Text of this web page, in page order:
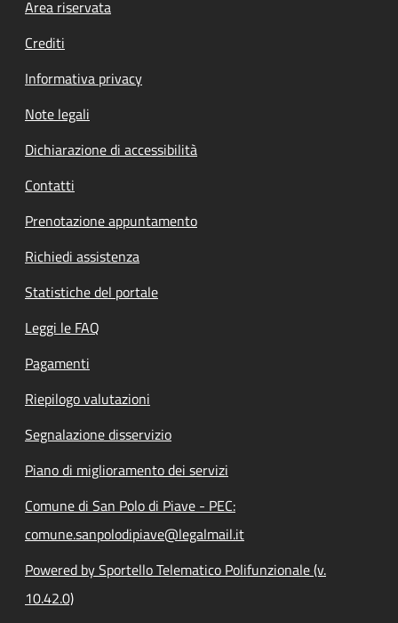
Footer menu
Area riservata
Crediti
Informativa privacy
Note legali
Dichiarazione di accessibilità
Contatti
Prenotazione appuntamento
Richiedi assistenza
Statistiche del portale
Leggi le FAQ
Pagamenti
Riepilogo valutazioni
Segnalazione disservizio
Piano di miglioramento dei servizi
Comune di San Polo di Piave - PEC:
comune.sanpolodipiave@legalmail.it
Powered by Sportello Telematico Polifunzionale (v.
10.42.0)